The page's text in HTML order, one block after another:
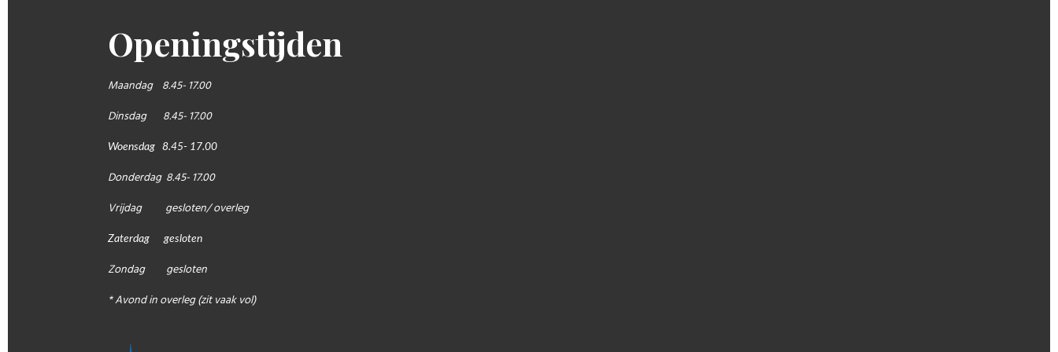
Openingstijden
Maandag 8.45- 17.00
Dinsdag 8.45- 17.00
Woensdag 8.45- 17.00
Donderdag 8.45- 17.00
Vrijdag gesloten/ overleg
Zaterdag gesloten
Zondag gesloten
* Avond in overleg (zit vaak vol)